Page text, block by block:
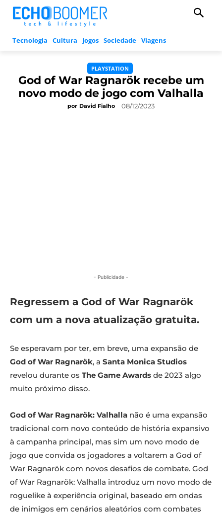
Tecnologia Cultura Jogos Sociedade Viagens
PLAYSTATION
God of War Ragnarök recebe um
novo modo de jogo com Valhalla
por David Fialho 08/12/2023
- Publicidade -
Regressem a God of War Ragnarök
com um a nova atualização gratuita.
Se esperavam por ter, em breve, uma expansão de
God of War Ragnarök, a Santa Monica Studios
revelou durante os The Game Awards de 2023 algo
muito próximo disso.
God of War Ragnarök: Valhalla não é uma expansão
tradicional com novo conteúdo de história expansivo
à campanha principal, mas sim um novo modo de
jogo que convida os jogadores a voltarem a God of
War Ragnarök com novos desafios de combate. God
of War Ragnarök: Valhalla introduz um novo modo de
roguelike à experiência original, baseado em ondas
de inimigos em cenários aleatórios com combates